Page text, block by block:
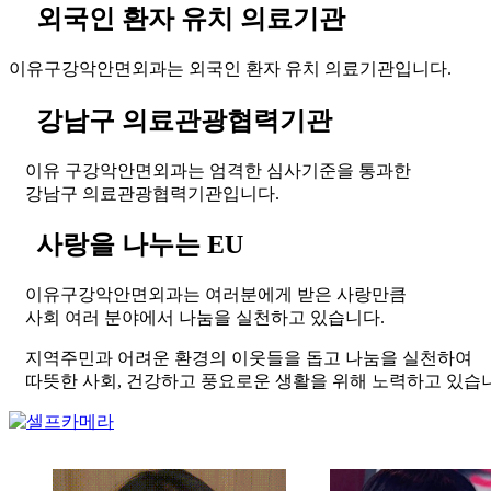
외국인 환자 유치 의료기관
이유구강악안면외과는 외국인 환자 유치 의료기관입니다.
강남구 의료관광협력기관
이유 구강악안면외과는 엄격한 심사기준을 통과한
강남구 의료관광협력기관입니다.
사랑을 나누는 EU
이유구강악안면외과는 여러분에게 받은 사랑만큼
사회 여러 분야에서 나눔을 실천하고 있습니다.
지역주민과 어려운 환경의 이웃들을 돕고 나눔을 실천하여
따뜻한 사회, 건강하고 풍요로운 생활을 위해 노력하고 있습